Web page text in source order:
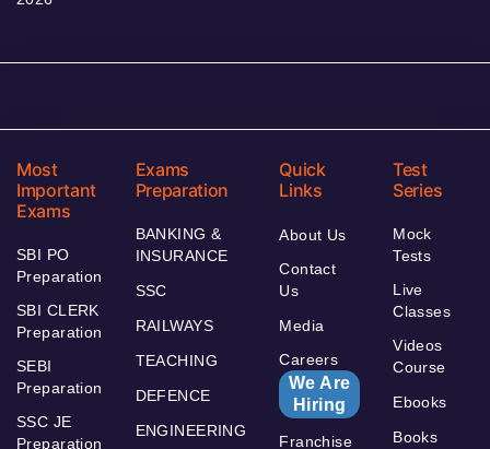
Most
Important
Exams
SBI PO
Preparation
SBI CLERK
Preparation
SEBI
Preparation
SSC JE
Preparation
Exams
Preparation
BANKING &
INSURANCE
SSC
RAILWAYS
TEACHING
DEFENCE
ENGINEERING
Quick
Links
About Us
Contact
Us
Media
Careers
We Are
Hiring
Franchise
Test
Series
Mock
Tests
Live
Classes
Videos
Course
Ebooks
Books